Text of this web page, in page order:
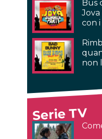
Bus
con
non
Serie TV